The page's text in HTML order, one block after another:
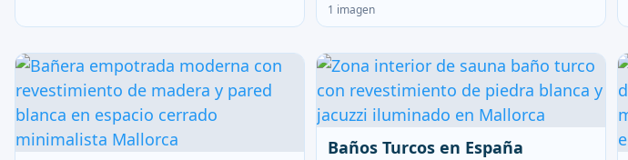
1 imagen
Baños Turcos en España